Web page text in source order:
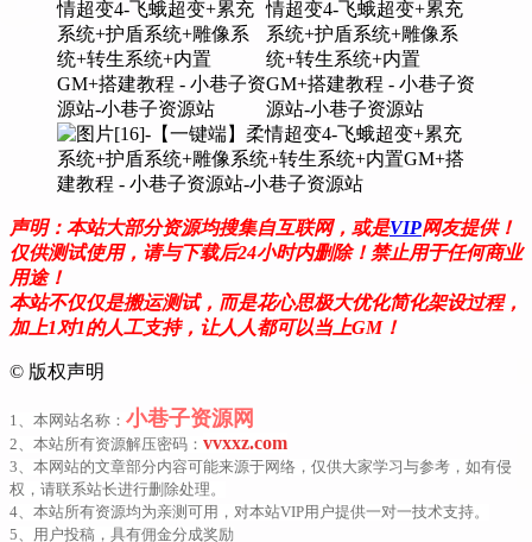
声明：本站大部分资源均搜集自互联网，或是VIP网友提供！
仅供测试使用，请与下载后24小时内删除！禁止用于任何商业
用途！
本站不仅仅是搬运测试，而是花心思极大优化简化架设过程，
加上1对1的人工支持，让人人都可以当上GM！
© 版权声明
1、本网站名称： 小巷子资源网
2、本站所有资源解压密码： vvxxz.com
3、本网站的文章部分内容可能来源于网络，仅供大家学习与参考，如有侵
权，请联系站长进行删除处理。
4、本站所有资源均为亲测可用，对本站VIP用户提供一对一技术支持。
5、用户投稿，具有佣金分成奖励